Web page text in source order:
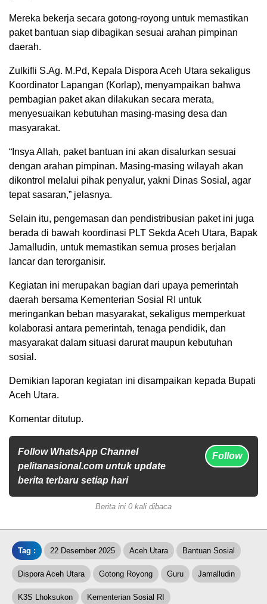
Mereka bekerja secara gotong-royong untuk memastikan
paket bantuan siap dibagikan sesuai arahan pimpinan
daerah.
Zulkifli S.Ag. M.Pd, Kepala Dispora Aceh Utara sekaligus
Koordinator Lapangan (Korlap), menyampaikan bahwa
pembagian paket akan dilakukan secara merata,
menyesuaikan kebutuhan masing-masing desa dan
masyarakat.
“Insya Allah, paket bantuan ini akan disalurkan sesuai
dengan arahan pimpinan. Masing-masing wilayah akan
dikontrol melalui pihak penyalur, yakni Dinas Sosial, agar
tepat sasaran,” jelasnya.
Selain itu, pengemasan dan pendistribusian paket ini juga
berada di bawah koordinasi PLT Sekda Aceh Utara, Bapak
Jamalludin, untuk memastikan semua proses berjalan
lancar dan terorganisir.
Kegiatan ini merupakan bagian dari upaya pemerintah
daerah bersama Kementerian Sosial RI untuk
meringankan beban masyarakat, sekaligus memperkuat
kolaborasi antara pemerintah, tenaga pendidik, dan
masyarakat dalam situasi darurat maupun kebutuhan
sosial.
Demikian laporan kegiatan ini disampaikan kepada Bupati
Aceh Utara.
Komentar ditutup.
Follow WhatsApp Channel
pelitanasional.com untuk update
berita terbaru setiap hari
Follow
Berita ini 0 kali dibaca
Tag : 22 Desember 2025 Aceh Utara Bantuan Sosial
Dispora Aceh Utara Gotong Royong Guru Jamalludin
K3S Lhoksukon Kementerian Sosial RI